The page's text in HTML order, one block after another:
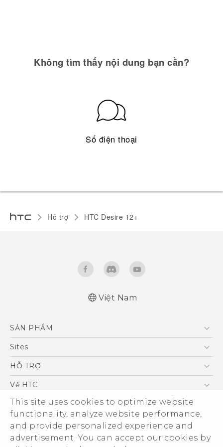
This site uses cookies to optimize website
functionality, analyze website performance,
and provide personalized experience and
advertisement. You can accept our cookies by
Không tìm thấy nội dung bạn cần?
Số điện thoại
Hỗ trợ HTC Desire 12+‎
Việt Nam
SẢN PHẨM
5G
Điện Thoại Thông Minh
VIVE
Sites
HTC Dev
HỖ TRỢ
Trung tâm hỗ trợ
Hỗ trợ bảo hành HTC
Về HTC
ESG
Nhà đầu tư
Làm việc tại HTC